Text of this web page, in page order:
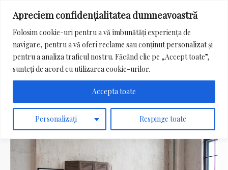
Apreciem confidențialitatea dumneavoastră
Folosim cookie-uri pentru a vă îmbunătăți experiența de
navigare, pentru a vă oferi reclame sau conținut personalizat și
pentru a analiza traficul nostru. Făcând clic pe „Accept toate”,
sunteți de acord cu utilizarea cookie-urilor.
Personalizați Respinge toate
Accepta toate
Menu
Search
for: